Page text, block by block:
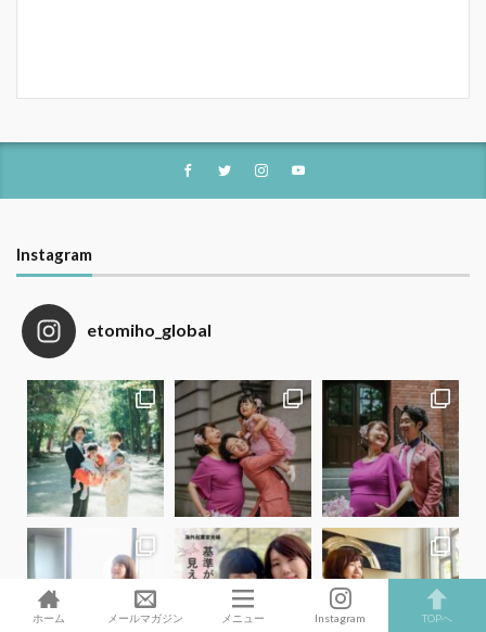
Instagram
etomiho_global
ホーム メールマガジン メニュー Instagram TOPへ